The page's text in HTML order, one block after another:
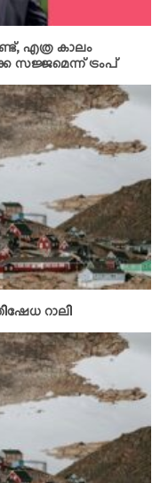
എത്ര കാലം
സജ്ജമെന്ന് ട്രംപ്
റാലി